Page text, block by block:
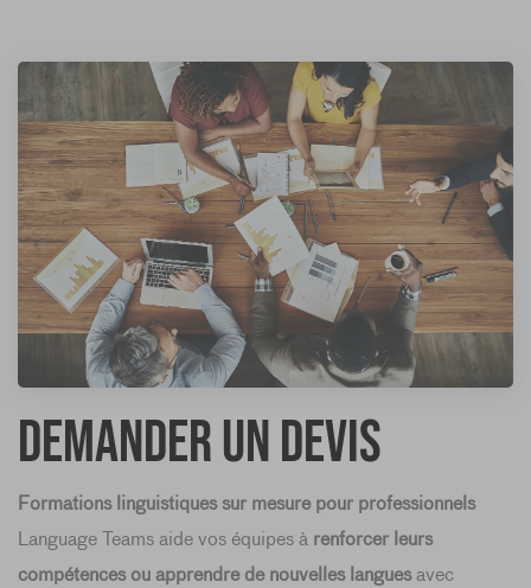
Demander un devis
Formations linguistiques sur mesure pour professionnels
Language Teams aide vos équipes à renforcer leurs
compétences ou apprendre de nouvelles languesavec